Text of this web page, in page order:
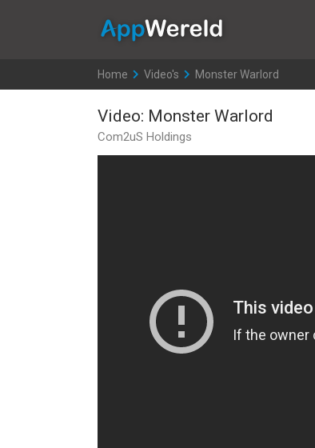
Home >
Video's >
Monster Warlord
Video: Monster Warlord
Com2uS Holdings